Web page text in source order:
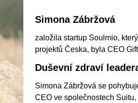
Simona Zábržová
založila startup Soulmio,
projektů Česka, byla CEO
Duševní zdraví
Simona Zábržová se
CEO ve společnostech